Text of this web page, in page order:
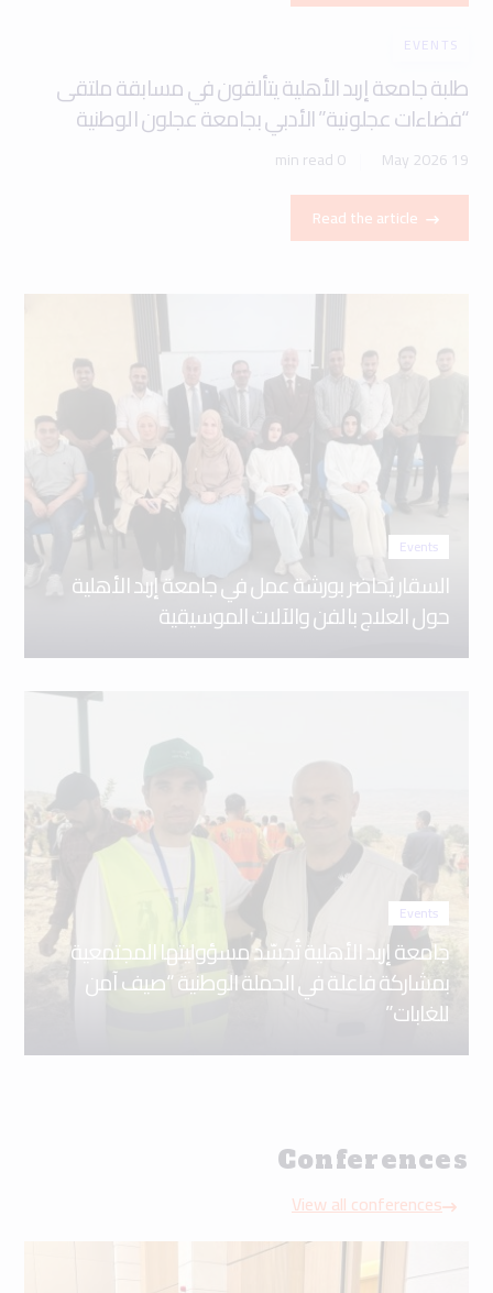
EVENTS
طلبة جامعة إربد الأهلية يتألقون في مسابقة ملتقى
“فضاءات عجلونية” الأدبي بجامعة عجلون الوطنية
19 May 2026
0 min read
Read the article
Events
السقار يُحاضر بورشة عمل في جامعة إربد الأهلية
حول العلاج بالفن والآلات الموسيقية
Events
جامعة إربد الأهلية تُجسّد مسؤوليتها المجتمعية
بمشاركة فاعلة في الحملة الوطنية “صيف آمن
للغابات”
Conferences
View all conferences